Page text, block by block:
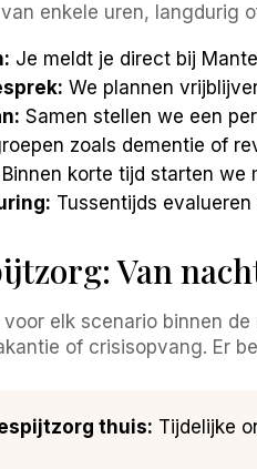
enkele uren, langdurig
Je meldt je direct bij
We plannen
Samen stellen we een
zoals dementie of
Binnen korte tijd starten
Tussentijds
Van
elk scenario binnen
of crisisopvang. Er
thuis: Tijdelijke